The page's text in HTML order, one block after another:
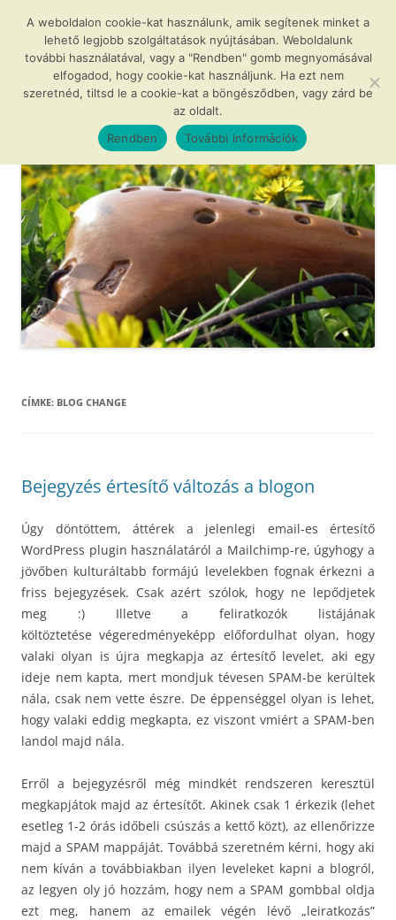
tartalomba
Agócs és a varázslatos okarínák
…avagy az okarína az új furulya!
Menü
CÍMKE: BLOG CHANGE
Bejegyzés értesítő változás a blogon
Úgy döntöttem, áttérek a jelenlegi email-es értesítő
WordPress plugin használatáról a Mailchimp-re, úgyhogy a
jövőben kulturáltabb formájú levelekben fognak érkezni a
friss bejegyzések. Csak azért szólok, hogy ne lepődjetek
meg :) Illetve a feliratkozók listájának
költöztetése végeredményeképp előfordulhat olyan, hogy
valaki olyan is újra megkapja az értesítő levelet, aki egy
ideje nem kapta, mert mondjuk tévesen SPAM-be kerültek
nála, csak nem vette észre. De éppenséggel olyan is lehet,
hogy valaki eddig megkapta, ez viszont vmiért a SPAM-ben
landol majd nála.
Erről a bejegyzésről még mindkét rendszeren keresztül
megkapjátok majd az értesítőt. Akinek csak 1 érkezik (lehet
esetleg 1-2 órás időbeli csúszás a kettő közt), az ellenőrizze
majd a SPAM mappáját. Továbbá szeretném kérni, hogy aki
nem kíván a továbbiakban ilyen leveleket kapni a blogról,
az legyen oly jó hozzám, hogy nem a SPAM gombbal oldja
ezt meg, hanem az emailek végén lévő „leiratkozás”
A weboldalon cookie-kat használunk, amik segítenek minket a
lehető legjobb szolgáltatások nyújtásában. Weboldalunk
további használatával, vagy a "Rendben" gomb megnyomásával
elfogadod, hogy cookie-kat használjunk. Ha ezt nem
szeretnéd, tiltsd le a cookie-kat a böngésződben, vagy zárd be
az oldalt.
Rendben
További információk